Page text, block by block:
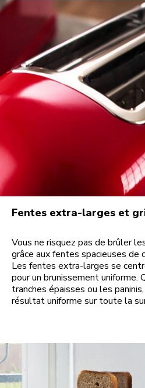
Fentes extra-larges et
Vous ne risquez pas de brûler
grâce aux fentes spacieuses de
Les fentes extra-larges se
pour un brunissement uniforme.
tranches épaisses ou les
résultat uniforme sur toute la